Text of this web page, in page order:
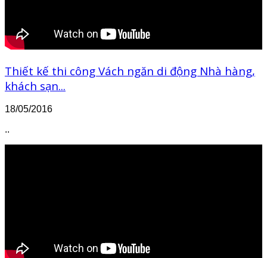
Thiết kế thi công Vách ngăn di động Nhà hàng,
khách sạn...
18/05/2016
..